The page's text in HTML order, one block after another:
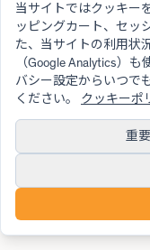
© 2026 SwissMicros
SwissMicrosが愛情と情
利用規約保証プライバ
当サイトではクッキー
ッピングカート、セッ
た、当サイトの利用状
（Google Analytics）
バシー設定からいつで
ください。
クッキーポ
重